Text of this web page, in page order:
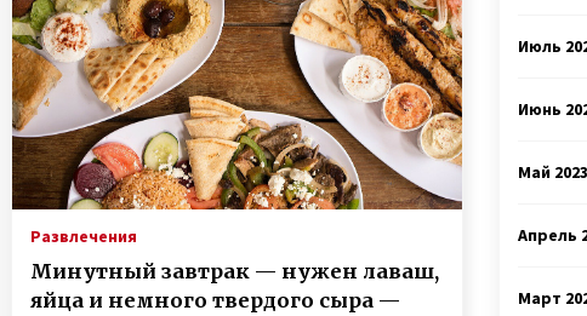
Развлечения
Минутный завтрак — нужен лаваш,
яйца и немного твердого сыра —
Июль
Июнь
Май 2023
Апрель
Март